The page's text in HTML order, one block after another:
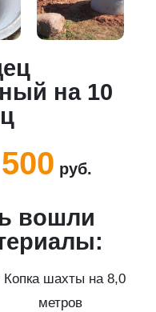
на 10
руб.
вошли
Копка шахты на 8,0
метров